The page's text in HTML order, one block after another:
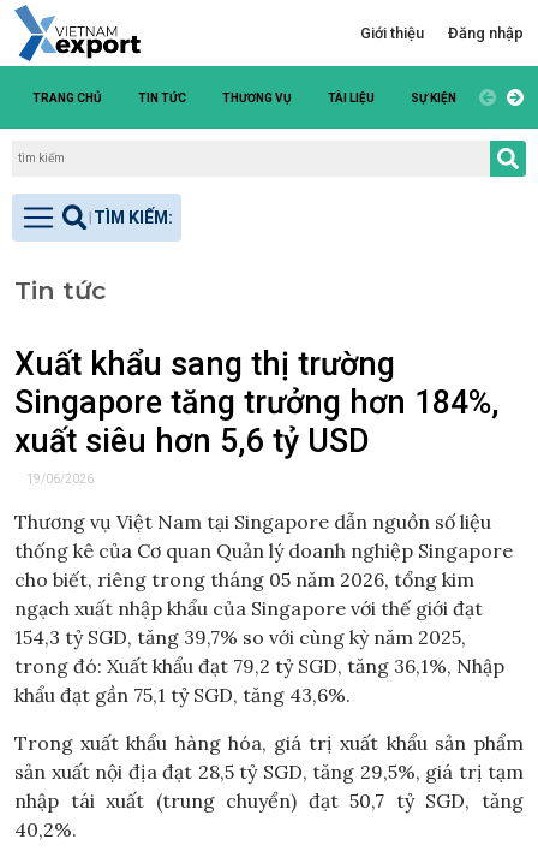
Giới thiệu Đăng nhập
TRANG CHỦ TIN TỨC THƯƠNG VỤ TÀI LIỆU SỰ KIỆN DANH
Tin tức
Xuất khẩu sang thị trường
Singapore tăng trưởng hơn 184%,
xuất siêu hơn 5,6 tỷ USD
19/06/2026
Thương vụ Việt Nam tại Singapore dẫn nguồn số liệu
thống kê của Cơ quan Quản lý doanh nghiệp Singapore
cho biết, riêng trong tháng 05 năm 2026, tổng kim
ngạch xuất nhập khẩu của Singapore với thế giới đạt
154,3 tỷ SGD, tăng 39,7% so với cùng kỳ năm 2025,
trong đó: Xuất khẩu đạt 79,2 tỷ SGD, tăng 36,1%, Nhập
khẩu đạt gần 75,1 tỷ SGD, tăng 43,6%.
Trong xuất khẩu hàng hóa, giá trị xuất khẩu sản phẩm
sản xuất nội địa đạt 28,5 tỷ SGD, tăng 29,5%, giá trị tạm
nhập tái xuất (trung chuyển) đạt 50,7 tỷ SGD, tăng
40,2%.